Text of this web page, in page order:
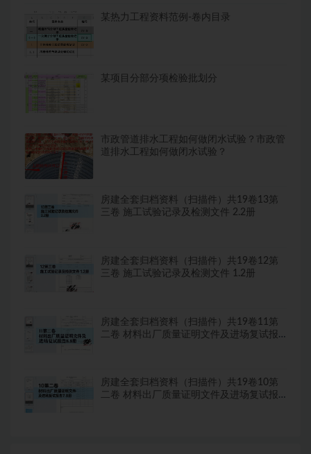
某热力工程资料范例-卷内目录
某项目分部分项检验批划分
市政管道排水工程如何做闭水试验？市政管
道排水工程如何做闭水试验？
房建全套归档资料（扫描件）共19卷13第
三卷 施工试验记录及检测文件 2.2册
房建全套归档资料（扫描件）共19卷12第
三卷 施工试验记录及检测文件 1.2册
房建全套归档资料（扫描件）共19卷11第
二卷 材料出厂质量证明文件及进场复试报
房建全套归档资料（扫描件）共19卷10第
二卷 材料出厂质量证明文件及进场复试报